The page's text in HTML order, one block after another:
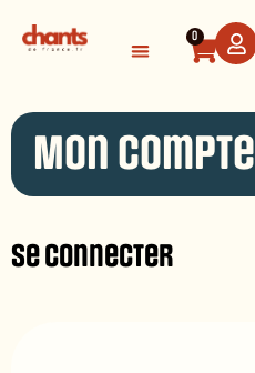
0
Mon compte
Se connecter